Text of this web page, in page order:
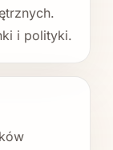
i polityki.